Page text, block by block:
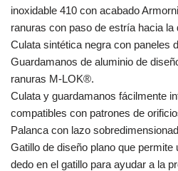
inoxidable 410 con acabado
ranuras con paso de estría hacia la
Culata sintética negra con paneles
Guardamanos de aluminio de
ranuras M-LOK®.
Culata y guardamanos fácilmente
compatibles con patrones de
Palanca con lazo
Gatillo de diseño plano que
dedo en el gatillo para ayudar a la